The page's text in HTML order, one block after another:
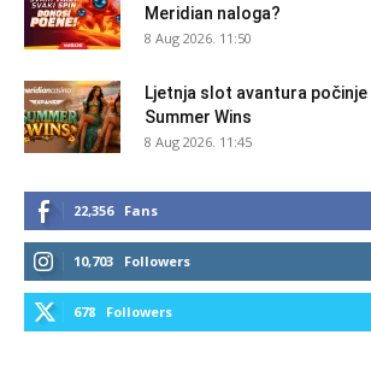
Meridian naloga?
8 Aug 2026. 11:50
Ljetnja slot avantura počinje
Summer Wins
8 Aug 2026. 11:45
22,356 Fans
10,703 Followers
678 Followers